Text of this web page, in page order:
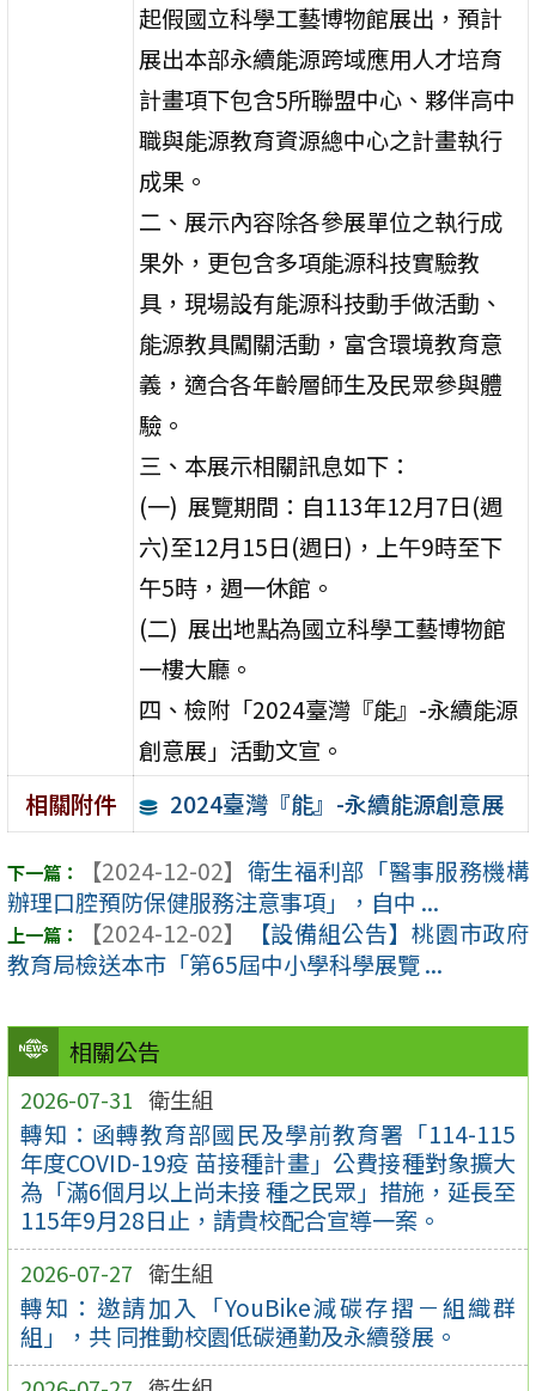
相關公告
2026-07-31 衛生組
轉知：函轉教育部國民及學前教育署「114-115
年度COVID-19疫 苗接種計畫」公費接種對象擴大
為「滿6個月以上尚未接 種之民眾」措施，延長至
115年9月28日止，請貴校配合宣導一案。
2026-07-27 衛生組
轉知：邀請加入「YouBike減碳存摺－組織群
組」，共 同推動校園低碳通勤及永續發展。
起假國立科學工藝博物館展出，預計
展出本部永續能源跨域應用人才培育
計畫項下包含5所聯盟中心、夥伴高中
職與能源教育資源總中心之計畫執行
成果。
二、展示內容除各參展單位之執行成
果外，更包含多項能源科技實驗教
具，現場設有能源科技動手做活動、
能源教具闖關活動，富含環境教育意
義，適合各年齡層師生及民眾參與體
驗。
三、本展示相關訊息如下：
(一) 展覽期間：自113年12月7日(週
六)至12月15日(週日)，上午9時至下
午5時，週一休館。
(二) 展出地點為國立科學工藝博物館
一樓大廳。
四、檢附「2024臺灣『能』-永續能源
創意展」活動文宣。
相關附件
2024臺灣『能』-永續能源創意展
【2024-12-02】 衛生福利部「醫事服務機構
辦理口腔預防保健服務注意事項」，自中 ...
【2024-12-02】
【設備組公告】桃園市政府
教育局檢送本市「第65屆中小學科學展覽 ...